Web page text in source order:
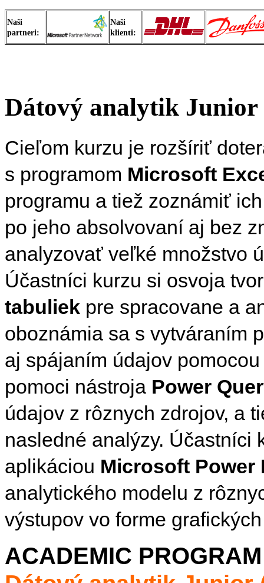
Naši
partneri:
Naši
klienti:
Dátový analytik Junior
Cieľom kurzu je rozšíriť
s programom Microsoft
programu a tiež zoznámiť
po jeho absolvovaní aj bez
analyzovať veľké množstvo
Účastníci kurzu si osvoja
tabuliek pre spracovane a
oboznámia sa s vytváraním
aj spájaním údajov
pomoci nástroja Power
údajov z rôznych zdrojov, a
nasledné analýzy. Účastníci
aplikáciou Microsoft Power
analytického modelu z
výstupov vo forme
ACADEMIC